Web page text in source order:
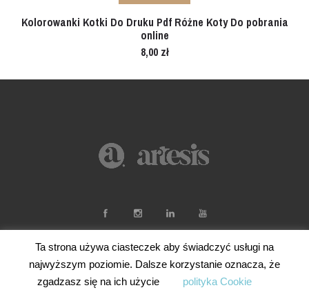
Kolorowanki Kotki Do Druku Pdf Różne Koty Do pobrania
online
8,00 zł
Ta strona używa ciasteczek aby świadczyć usługi na
najwyższym poziomie. Dalsze korzystanie oznacza, że
zgadzasz się na ich użycie
polityka Cookie